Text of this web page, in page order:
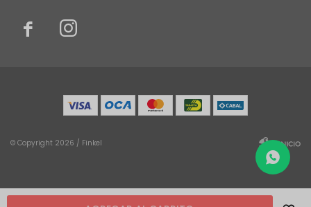
 
© Copyright 2026 / Finkel